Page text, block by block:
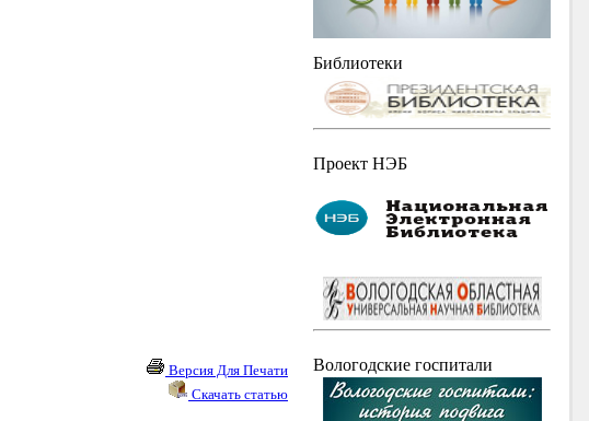
Версия Для Печати
Скачать статью
Библиотеки
Проект НЭБ
Вологодские госпитали